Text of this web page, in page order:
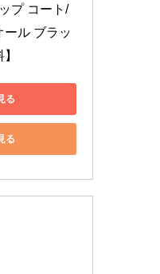
プ コート/
ール ブラッ
る
る